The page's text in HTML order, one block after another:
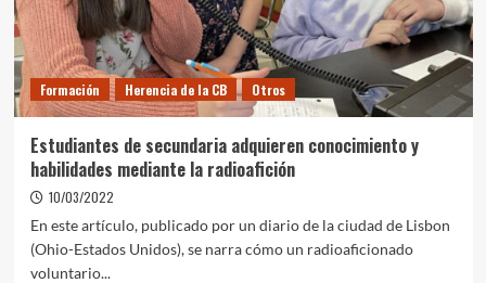
Formación Herencia de la CB Otros
Estudiantes de secundaria adquieren conocimiento y
habilidades mediante la radioafición
10/03/2022
En este artículo, publicado por un diario de la ciudad de Lisbon
(Ohio-Estados Unidos), se narra cómo un radioaficionado
voluntario...